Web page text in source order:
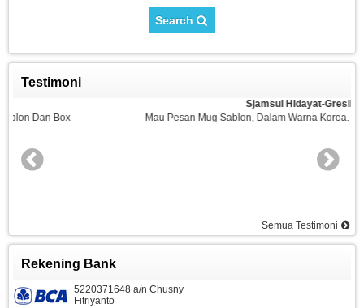
Search
Testimoni
Mau Pesan Mug Sablon, Dalam Warna Korea. 200 Pc Harga Berapa ?
Semua Testimoni
Rekening Bank
5220371648 a/n Chusny
Fitriyanto